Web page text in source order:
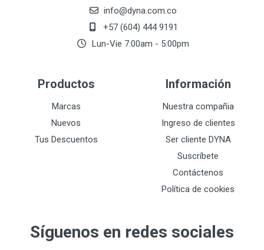
info@dyna.com.co
+57 (604) 444 9191
Lun-Vie 7:00am - 5:00pm
Productos
Marcas
Nuevos
Tus Descuentos
Información
Nuestra compañia
Ingreso de clientes
Ser cliente DYNA
Suscríbete
Contáctenos
Política de cookies
Síguenos en redes sociales